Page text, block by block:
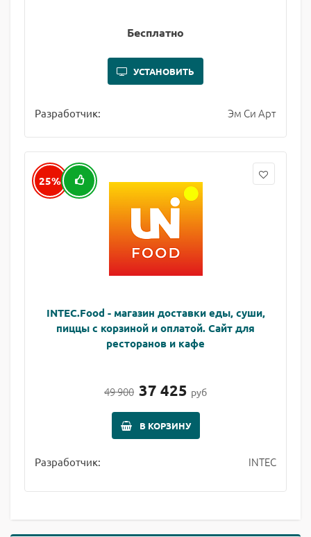
Бесплатно
УСТАНОВИТЬ
Разработчик: Эм Си Арт
25%
INTEC.Food - магазин доставки еды, суши,
пиццы с корзиной и оплатой. Сайт для
ресторанов и кафе
49 900 37 425 руб
В КОРЗИНУ
Разработчик: INTEC